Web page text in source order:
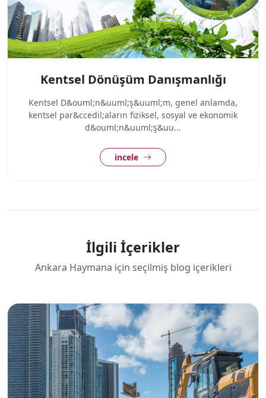
Kentsel Dönüşüm Danışmanlığı
Kentsel D&ouml;n&uuml;ş&uuml;m, genel anlamda,
kentsel par&ccedil;aların fiziksel, sosyal ve ekonomik
d&ouml;n&uuml;ş&uu...
incele
İlgili İçerikler
Ankara Haymana için seçilmiş blog içerikleri